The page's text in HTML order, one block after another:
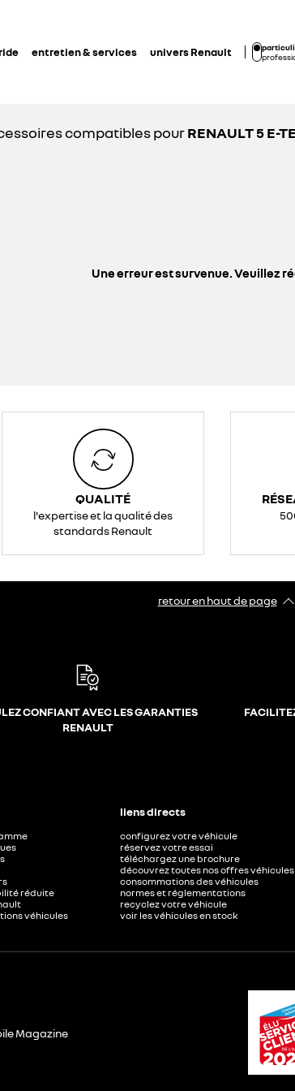
entretien & services univers Renault
compatibles pour RENAULT 5 E-
Une erreur est survenue. Veuillez
QUALITÉ
l'expertise et la qualité des
standards Renault
retour en haut de page​
CONFIANT AVEC LES GARANTIES
RENAULT
réduite
véhicules
liens directs
configurez votre véhicule
réservez votre essai
téléchargez une brochure
découvrez toutes nos offres véhicules
consommations des véhicules
normes et réglementations
recyclez votre véhicule
voir les véhicules en stock
Magazine